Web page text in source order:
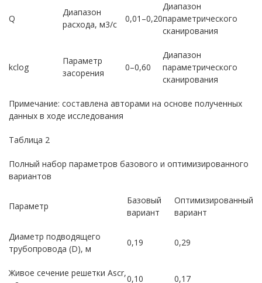
Q
Диапазон
расхода, м3/с
0,01–0,20
Диапазон
параметрического
сканирования
kclog
Параметр
засорения
0–0,60
Диапазон
параметрического
сканирования
Примечание: составлена авторами на основе полученных
данных в ходе исследования
Таблица 2
Полный набор параметров базового и оптимизированного
вариантов
Параметр
Базовый
вариант
Оптимизированный
вариант
Диаметр подводящего
трубопровода (D), м
0,19 0,29
Живое сечение решетки Ascr,
0,10 0,17